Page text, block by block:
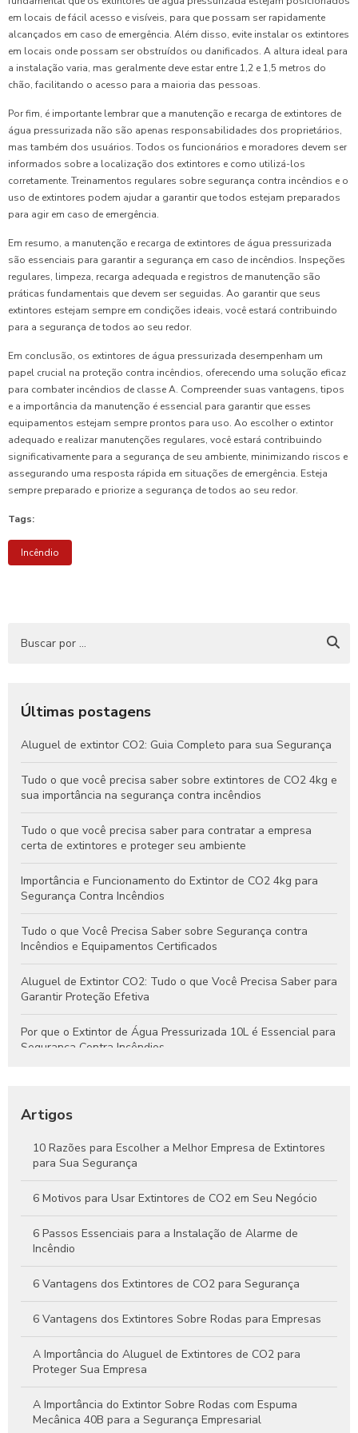
em locais de fácil acesso e visíveis, para que possam ser rapidamente
alcançados em caso de emergência. Além disso, evite instalar os extintores
em locais onde possam ser obstruídos ou danificados. A altura ideal para
a instalação varia, mas geralmente deve estar entre 1,2 e 1,5 metros do
chão, facilitando o acesso para a maioria das pessoas.
Por fim, é importante lembrar que a manutenção e recarga de extintores de
água pressurizada não são apenas responsabilidades dos proprietários,
mas também dos usuários. Todos os funcionários e moradores devem ser
informados sobre a localização dos extintores e como utilizá-los
corretamente. Treinamentos regulares sobre segurança contra incêndios e o
uso de extintores podem ajudar a garantir que todos estejam preparados
para agir em caso de emergência.
Em resumo, a manutenção e recarga de extintores de água pressurizada
são essenciais para garantir a segurança em caso de incêndios. Inspeções
regulares, limpeza, recarga adequada e registros de manutenção são
práticas fundamentais que devem ser seguidas. Ao garantir que seus
extintores estejam sempre em condições ideais, você estará contribuindo
para a segurança de todos ao seu redor.
Em conclusão, os extintores de água pressurizada desempenham um
papel crucial na proteção contra incêndios, oferecendo uma solução eficaz
para combater incêndios de classe A. Compreender suas vantagens, tipos
e a importância da manutenção é essencial para garantir que esses
equipamentos estejam sempre prontos para uso. Ao escolher o extintor
adequado e realizar manutenções regulares, você estará contribuindo
significativamente para a segurança de seu ambiente, minimizando riscos e
assegurando uma resposta rápida em situações de emergência. Esteja
sempre preparado e priorize a segurança de todos ao seu redor.
Tags:
Incêndio
Últimas postagens
Aluguel de extintor CO2: Guia Completo para sua Segurança
Tudo o que você precisa saber sobre extintores de CO2 4kg e
sua importância na segurança contra incêndios
Tudo o que você precisa saber para contratar a empresa
certa de extintores e proteger seu ambiente
Importância e Funcionamento do Extintor de CO2 4kg para
Segurança Contra Incêndios
Tudo o que Você Precisa Saber sobre Segurança contra
Incêndios e Equipamentos Certificados
Aluguel de Extintor CO2: Tudo o que Você Precisa Saber para
Garantir Proteção Efetiva
Por que o Extintor de Água Pressurizada 10L é Essencial para
Segurança Contra Incêndios
Essenciais na Segurança Contra Incêndios
Guia Completo Sobre Extintores de CO2 4kg para Proteção
Eficaz Contra Incêndios
Artigos
10 Razões para Escolher a Melhor Empresa de Extintores
para Sua Segurança
6 Motivos para Usar Extintores de CO2 em Seu Negócio
6 Passos Essenciais para a Instalação de Alarme de
Incêndio
6 Vantagens dos Extintores de CO2 para Segurança
6 Vantagens dos Extintores Sobre Rodas para Empresas
A Importância do Aluguel de Extintores de CO2 para
Proteger Sua Empresa
A Importância do Extintor Sobre Rodas com Espuma
Mecânica 40B para a Segurança Empresarial